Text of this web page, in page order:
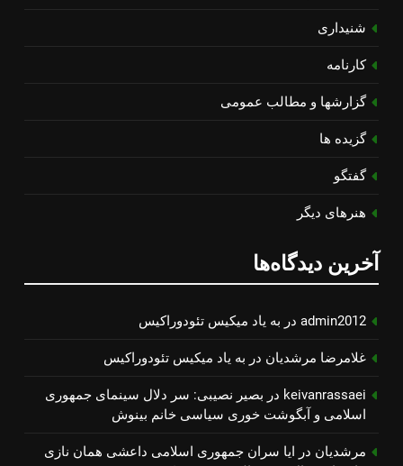
شنیداری
کارنامه
گزارشها و مطالب عمومی
گزیده ها
گفتگو
هنرهای دیگر
آخرین دیدگاه‌ها
admin2012 در به یاد میكیس تئودوراكیس
غلامرضا مرشدیان در به یاد میكیس تئودوراكیس
keivanrassaei در بصیر نصیبی: سر دلال سینمای جمهوری
اسلامی و آبگوشت خوری سیاسی خانم بینوش
مرشدیان در ایا سران جمهوری اسلامی داعشی همان نازی